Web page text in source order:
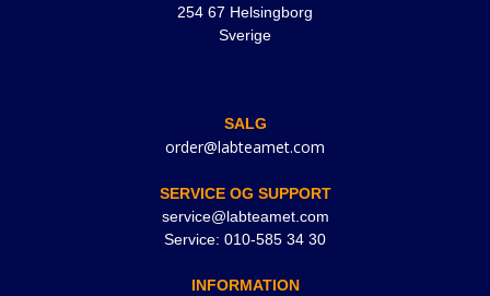
254 67 Helsingborg
Sverige
SALG
order@labteamet.com
SERVICE OG SUPPORT
service@labteamet.com
Service: 010-585 34 30
INFORMATION